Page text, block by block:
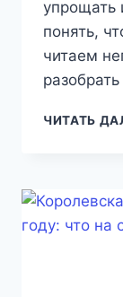
упрощать
понять,
читаем
ЧИТАТЬ